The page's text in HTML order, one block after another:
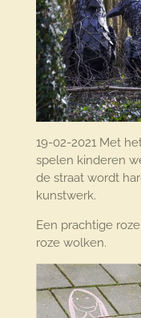
19-02-2021 Met
spelen kinderen
de straat wordt
kunstwerk.
Een prachtige
roze wolken.